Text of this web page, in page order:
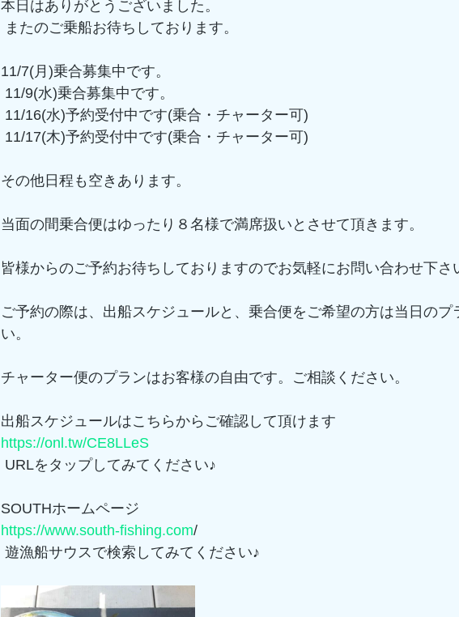
本日はありがとうございました。
またのご乗船お待ちしております。
11/7(月)乗合募集中です。
11/9(水)乗合募集中です。
11/16(水)予約受付中です(乗合・チャーター可)
11/17(木)予約受付中です(乗合・チャーター可)
その他日程も空きあります。
当面の間乗合便はゆったり８名様で満席扱いとさせて頂きます。
皆様からのご予約お待ちしておりますのでお気軽にお問い合わせ下さ
ご予約の際は、出船スケジュールと、乗合便をご希望の方は当日のプ
い。
チャーター便のプランはお客様の自由です。ご相談ください。
出船スケジュールはこちらからご確認して頂けます
https://onl.tw/CE8LLeS
URLをタップしてみてください♪
SOUTHホームページ
https://www.south-fishing.com/
遊漁船サウスで検索してみてください♪